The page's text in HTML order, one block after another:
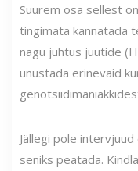
Suurem osa sellest
tingimata kannatada
nagu juhtus juutide
unustada erinevaid
Jällegi pole
seniks peatada.